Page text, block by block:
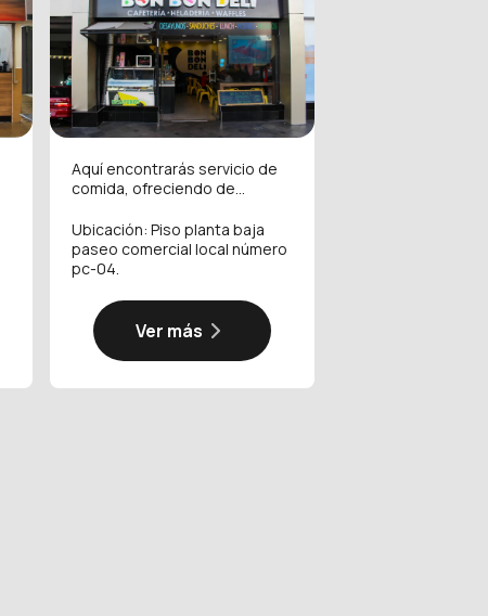
Aquí encontrarás servicio de
comida, ofreciendo de...
Ubicación: Piso planta baja
paseo comercial local número
pc-04.
Ver más